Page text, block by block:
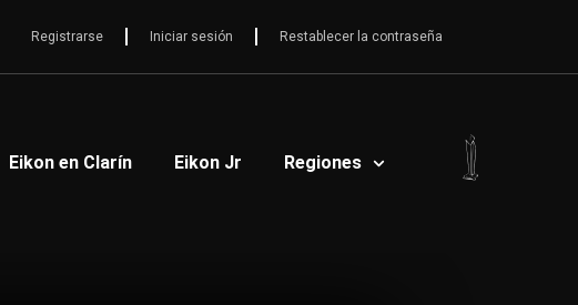
Registrarse Iniciar sesión Restablecer la contraseña
Eikon en Clarín Eikon Jr Regiones